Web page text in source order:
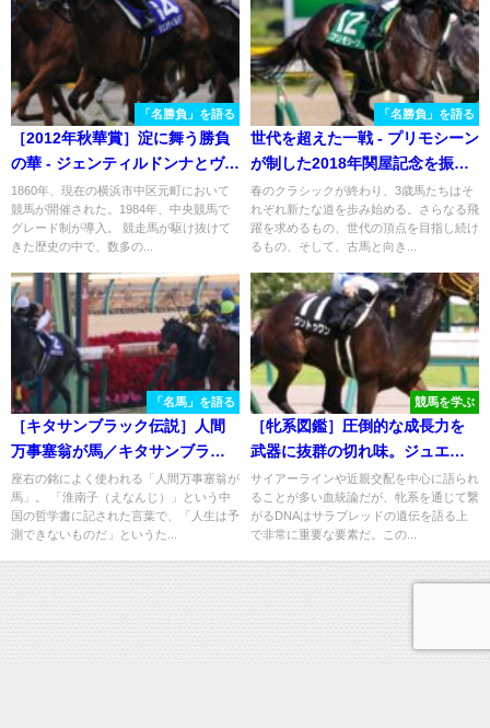
「名勝負」を語る
［2012年秋華賞］淀に舞う勝負
の華 - ジェンティルドンナとヴィ
ルシーナ
1860年、現在の横浜市中区元町において
競馬が開催された。1984年、中央競馬で
グレード制が導入。 競走馬が駆け抜けて
きた歴史の中で、数多の...
「名勝負」を語る
世代を超えた一戦 - プリモシーン
が制した2018年関屋記念を振り
返る
春のクラシックが終わり、3歳馬たちはそ
れぞれ新たな道を歩み始める。さらなる飛
躍を求めるもの、世代の頂点を目指し続け
るもの、そして、古馬と向き...
「名馬」を語る
［キタサンブラック伝説］人間
万事塞翁が馬／キタサンブラッ
クの蹄跡から学ぶ！
座右の銘によく使われる「人間万事塞翁が
馬」。 「淮南子（えなんじ）」という中
国の哲学書に記された言葉で、「人生は予
測できないものだ」というた...
競馬を学ぶ
［牝系図鑑］圧倒的な成長力を
武器に抜群の切れ味。ジュエラ
ーを輩出したバルドウィナ牝
系。
サイアーラインや近親交配を中心に語られ
ることが多い血統論だが、牝系を通じて繋
がるDNAはサラブレッドの遺伝を語る上
で非常に重要な要素だ。この...